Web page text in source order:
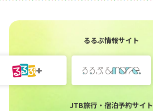
るるぶ情報サイト
JTB旅行・宿泊予約サイト